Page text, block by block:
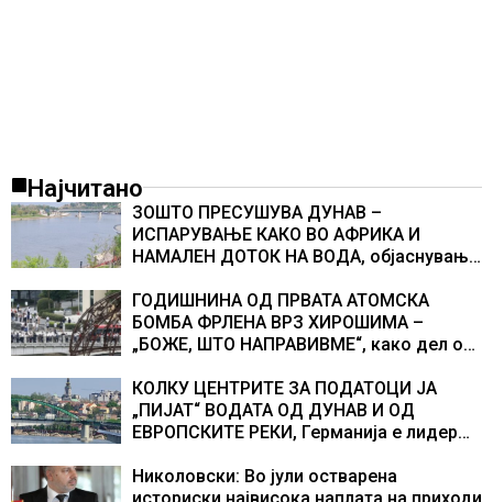
Најчитано
ЗОШТО ПРЕСУШУВА ДУНАВ –
ИСПАРУВАЊЕ КАКО ВО АФРИКА И
НАМАЛЕН ДОТОК НА ВОДА, објаснување
ГОДИШНИНА ОД ПРВАТА АТОМСКА
БОМБА ФРЛЕНА ВРЗ ХИРОШИМА –
„БОЖЕ, ШТО НАПРАВИВМЕ“, како дел од
учесниците во бомбардирањето го
доживуваа овој настан што го промени
текот на историјата
КОЛКУ ЦЕНТРИТЕ ЗА ПОДАТОЦИ ЈА
„ПИЈАТ“ ВОДАТА ОД ДУНАВ И ОД
ЕВРОПСКИТЕ РЕКИ, Германија е лидер
центри за податоци
Николовски: Во јули остварена